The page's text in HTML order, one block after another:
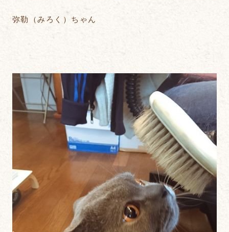
弥勒（みろく）ちゃん